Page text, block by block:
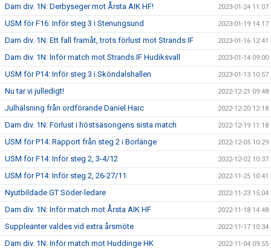
Dam div. 1N: Derbyseger mot Årsta AIK HF! 2023-01-24 11:07
USM för F16: Inför steg 3 i Stenungsund 2023-01-19 14:17
Dam div. 1N: Ett fall framåt, trots förlust mot Strands IF 2023-01-16 12:41
Dam div. 1N: Inför match mot Strands IF Hudiksvall 2023-01-14 09:00
USM för P14: Inför steg 3 i Sköndalshallen 2023-01-13 10:57
Nu tar vi julledigt! 2022-12-21 09:48
Julhälsning från ordförande Daniel Harc 2022-12-20 12:18
Dam div. 1N: Förlust i höstsäsongens sista match 2022-12-19 11:18
USM för P14: Rapport från steg 2 i Borlänge 2022-12-05 10:29
USM för F14: Inför steg 2, 3-4/12 2022-12-02 10:37
USM för P14: Inför steg 2, 26-27/11 2022-11-25 10:41
Nyutbildade GT Söder-ledare 2022-11-23 15:04
Dam div. 1N: Inför match mot Årsta AIK HF 2022-11-18 14:48
Suppleanter valdes vid extra årsmöte 2022-11-17 10:34
Dam div. 1N: Inför match mot Huddinge HK 2022-11-04 09:55